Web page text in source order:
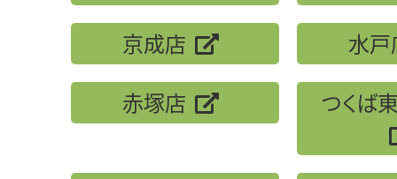
京成店
水戸
赤塚店
つくば